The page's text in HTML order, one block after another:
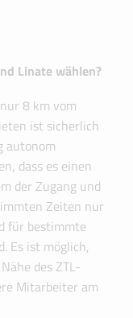
Linate wählen?
8 km vom
ist sicherlich
autonom
dass es einen
der Zugang und
Zeiten nur
für bestimmte
Es ist möglich,
des ZTL-
Mitarbeiter am